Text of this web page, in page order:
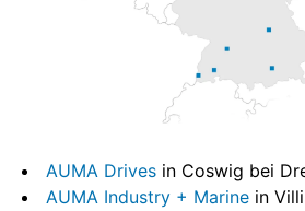
AUMA Drives in Coswig bei
AUMA Industry + Marine in